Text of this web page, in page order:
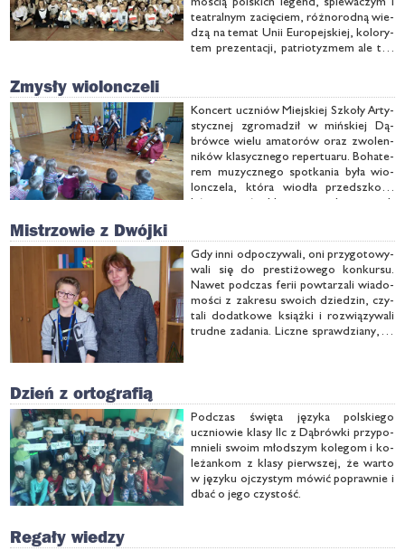
te­atral­nym za­cię­ciem, róż­no­rod­ną wie­
dzą na te­mat Unii Eu­ro­pej­skiej, ko­lo­ry­
tem pre­zen­ta­cji, pa­trio­ty­zmem ale też
cząst­kę...
Zmysły wiolonczeli
Kon­cert uczniów Miej­skiej Szko­ły Ar­ty­
stycz­nej zgro­ma­dził w miń­skiej Dą­
brów­ce wie­lu ama­to­rów oraz zwo­len­
ni­ków kla­sycz­ne­go re­per­tu­aru. Bo­ha­te­
rem mu­zycz­ne­go spo­tka­nia by­ła wio­
lon­cze­la, któ­ra wio­dła przed­szko­la­
ków, uczniów klas ze­ro­wych oraz tych
Mistrzowie z Dwójki
Gdy in­ni od­po­czy­wa­li, oni przy­go­to­wy­
wa­li się do pre­sti­żo­we­go kon­kur­su.
Na­wet pod­czas fe­rii po­wta­rza­li wia­do­
mo­ści z za­kre­su swo­ich dzie­dzin, czy­
ta­li do­dat­ko­we książ­ki i roz­wią­zy­wa­li
trud­ne za­da­nia. Licz­ne spraw­dzia­ny, te
Dzień z ortografią
Pod­czas świę­ta ję­zy­ka pol­skie­go
ucznio­wie kla­sy IIc z Dą­brów­ki przy­po­
mnie­li swo­im młod­szym ko­le­gom i ko­
le­żan­kom z kla­sy pierw­szej, że war­to
w ję­zy­ku oj­czy­stym mó­wić po­praw­nie i
dbać o je­go czy­stość.
Regały wiedzy